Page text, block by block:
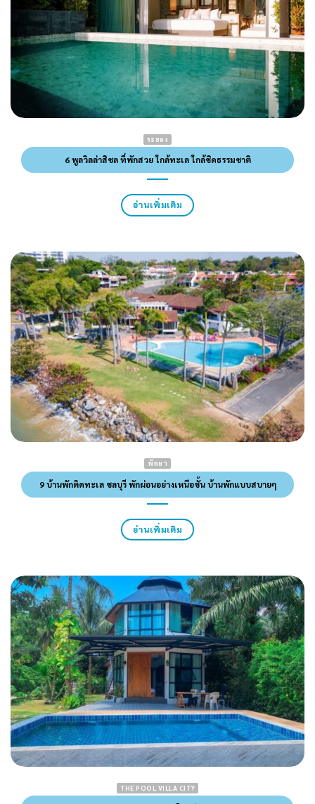
ระยอง
6 พูลวิลล่าสิชล ที่พักสวย ใกล้ทะเล ใกล้ชิดธรรมชาติ
อ่านเพิ่มเติม
พัทยา
9 บ้านพักติดทะเล ชลบุรี พักผ่อนอย่างเหนือชั้น บ้านพักแบบสบายๆ
อ่านเพิ่มเติม
THE POOL VILLA CITY